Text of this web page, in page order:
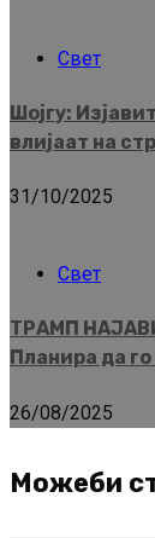
Свет
Шојгу:
влијаат на
31/10/2025
Свет
ТРАМП
Планира да
26/08/2025
Можеби